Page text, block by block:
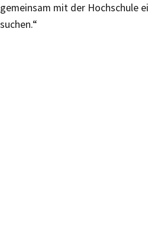
gemeinsam mit der Hochschule
suchen.“